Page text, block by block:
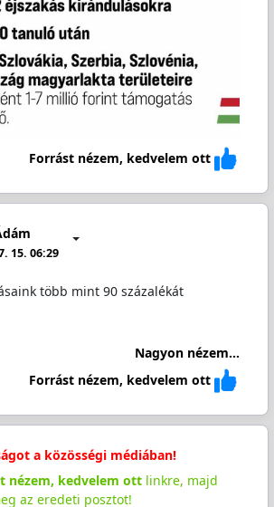
Forrást nézem, kedvelem ott
15. 06:29
több mint 90 százalékát
Nagyon nézem...
Forrást nézem, kedvelem ott
a közösségi médiában!
nézem, kedvelem ottlinkre, majd
az eredeti posztot!